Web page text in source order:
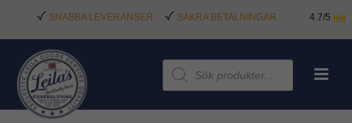
SNABBA LEVERANSER SÄKRA BETALNINGAR 4.7/5
Produktsökning